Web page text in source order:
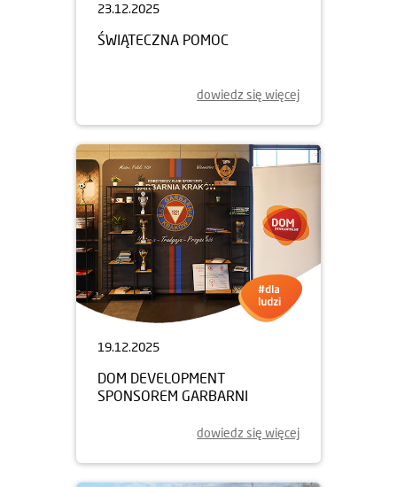
23.12.2025
ŚWIĄTECZNA POMOC
dowiedz się więcej
19.12.2025
DOM DEVELOPMENT
SPONSOREM GARBARNI
dowiedz się więcej